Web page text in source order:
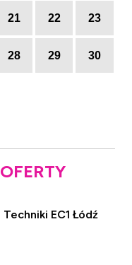
21 22 23
28 29 30
EC1 Łódź